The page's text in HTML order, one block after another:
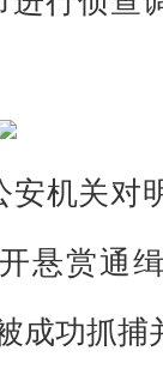
机关对
悬赏通
成功抓捕